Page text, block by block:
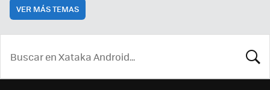
VER MÁS TEMAS